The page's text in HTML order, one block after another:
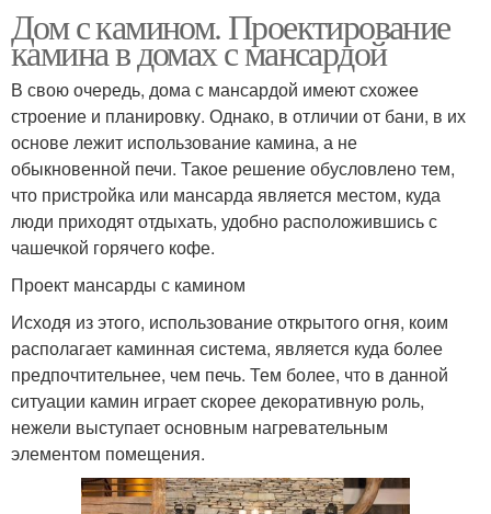
Дом с камином. Проектирование
камина в домах с мансардой
В свою очередь, дома с мансардой имеют схожее
строение и планировку. Однако, в отличии от бани, в их
основе лежит использование камина, а не
обыкновенной печи. Такое решение обусловлено тем,
что пристройка или мансарда является местом, куда
люди приходят отдыхать, удобно расположившись с
чашечкой горячего кофе.
Проект мансарды с камином
Исходя из этого, использование открытого огня, коим
располагает каминная система, является куда более
предпочтительнее, чем печь. Тем более, что в данной
ситуации камин играет скорее декоративную роль,
нежели выступает основным нагревательным
элементом помещения.